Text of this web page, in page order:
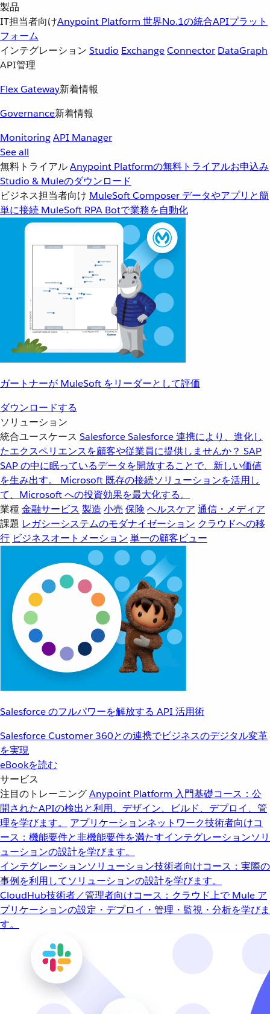
製品
IT担当者向けAnypoint Platform 世界No.1の統合APIプラット
フォーム
インテグレーション Studio ExchangeConnector DataGraph
API管理
Flex Gateway新着情報
Governance新着情報
MonitoringAPI Manager
See all
無料トライアルAnypoint Platformの無料トライアルお申込み
Studio & Muleのダウンロード
ビジネス担当者向け MuleSoft Composer データやアプリと簡
単に接続 MuleSoft RPA Botで業務を自動化
ガートナーが MuleSoft をリーダーとして評価
ダウンロードする
ソリューション
統合ユースケース SalesforceSalesforce 連携により、進化し
たエクスペリエンスを顧客や従業員に提供しませんか？ SAP
SAP の中に眠っているデータを開放することで、新しい価値
を生み出す。
Microsoft 既存の接続ソリューションを活用し
て、Microsoft への投資効果を最大化する。
業種金融サービス 製造 小売 保険 ヘルスケア 通信・メディア
課題 レガシーシステムのモダナイゼーション クラウドへの移
行 ビジネスオートメーション 単一の顧客ビュー
Salesforce のフルパワーを解放する API 活用術
Salesforce Customer 360との連携でビジネスのデジタル変革
を実現
eBookを読む
サービス
注目のトレーニングAnypoint Platform 入門基礎コース：公
開されたAPIの検出と利用、デザイン、ビルド、デプロイ、管
理を学びます。
アプリケーションネットワーク技術者向けコ
ース：機能要件と非機能要件を満たすインテグレーションソリ
ューションの設計を学びます。
インテグレーションソリューション技術者向けコース：実際の
事例を利用してソリューションの設計を学びます。
CloudHub技術者／管理者向けコース：クラウド上で Mule ア
プリケーションの設定・デプロイ・管理・監視・分析を学びま
す。